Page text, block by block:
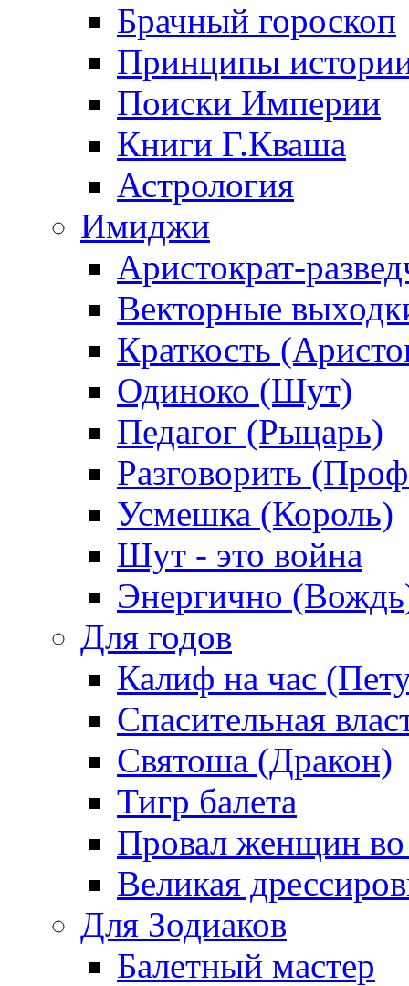
Брачный гороскоп
Принципы
Поиски Империи
Книги Г.Кваша
Астрология
Имиджи
Аристократ-
Векторные
Краткость
Одиноко (Шут)
Педагог (Рыцарь)
Разговорить
Усмешка (Король)
Шут - это война
Энергично
Для годов
Калиф на час
Спасительная
Святоша (Дракон)
Тигр балета
Провал женщин во
Великая
Для Зодиаков
Балетный мастер